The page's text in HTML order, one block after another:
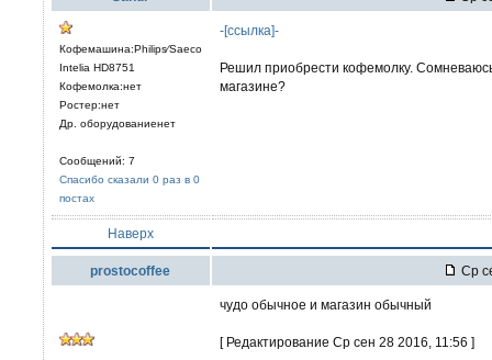
Кофемашина:Philips⁄Saeco
Intelia HD8751
Кофемолка:нет
Ростер:нет
Др. оборудованиенет
Сообщений: 7
Спасибо сказали 0 раз в 0
постах
-[ссылка]-
Решил приобрести кофемолку.
магазине?
Наверх
prostocoffee Ср
чудо обычное и магазин обычный
[ Редактирование Ср сен 28 2016, 11:56 ]